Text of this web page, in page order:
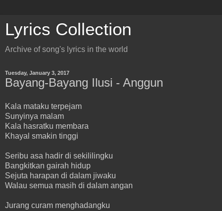
Lyrics Collection
Archive of song's lyrics in the world
Tuesday, January 3, 2017
Bayang-Bayang Ilusi - Anggun
Kala mataku terpejam
Sunyinya malam
Kala hasratku membara
Khayal smakin tinggi
Seribu asa hadir di sekililingku
Bangkitkan gairah hidup
Sejuta harapan di dalam jiwaku
Walau semua masih di dalam angan
Jurang curam menghadangku